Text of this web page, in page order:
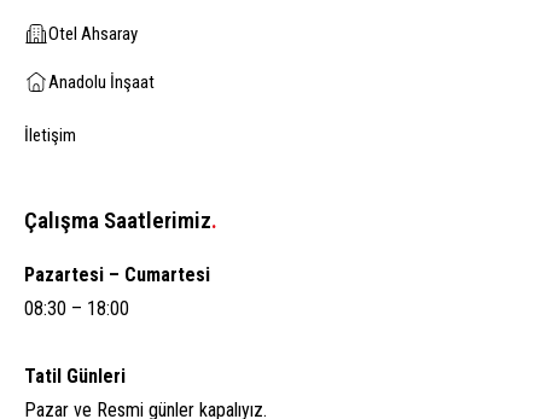
Otel Ahsaray
Anadolu İnşaat
İletişim
Çalışma Saatlerimiz.
Pazartesi – Cumartesi
08:30 – 18:00
Tatil Günleri
Pazar ve Resmi günler kapalıyız.